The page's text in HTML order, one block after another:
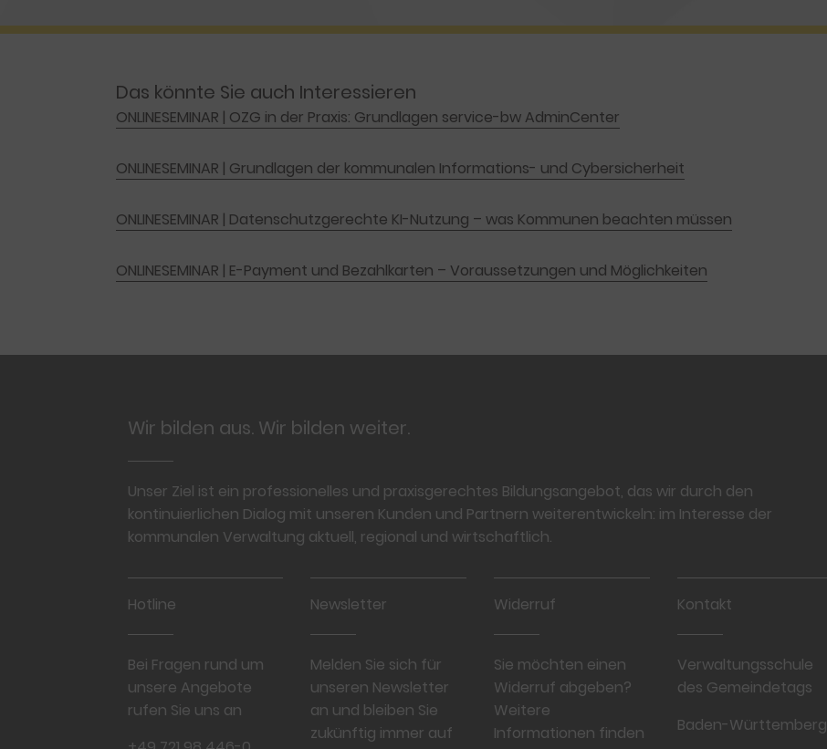
Das könnte Sie auch Interessieren
ONLINESEMINAR | OZG in der Praxis: Grundlagen service-bw AdminCenter
ONLINESEMINAR | Grundlagen der kommunalen Informations- und Cybersicherheit
ONLINESEMINAR | Datenschutzgerechte KI-Nutzung – was Kommunen beachten müssen
ONLINESEMINAR | E-Payment und Bezahlkarten – Voraussetzungen und Möglichkeiten
Wir bilden aus. Wir bilden weiter.
Unser Ziel ist ein professionelles und praxisgerechtes Bildungsangebot, das wir durch den
kontinuierlichen Dialog mit unseren Kunden und Partnern weiterentwickeln: im Interesse der
kommunalen Verwaltung aktuell, regional und wirtschaftlich.
Hotline
Bei Fragen rund um
unsere Angebote
rufen Sie uns an
Newsletter
Melden Sie sich für
unseren Newsletter
an und bleiben Sie
zukünftig immer auf
Widerruf
Sie möchten einen
Widerruf abgeben?
Weitere
Informationen finden
Kontakt
Verwaltungsschule
des Gemeindetags
Baden-Württemberg